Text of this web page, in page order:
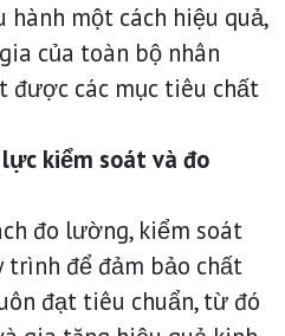
hành một cách hiệu quả,
của toàn bộ nhân
được các mục tiêu chất
kiểm soát và đo
đo lường, kiểm soát
trình để đảm bảo chất
đạt tiêu chuẩn, từ đó